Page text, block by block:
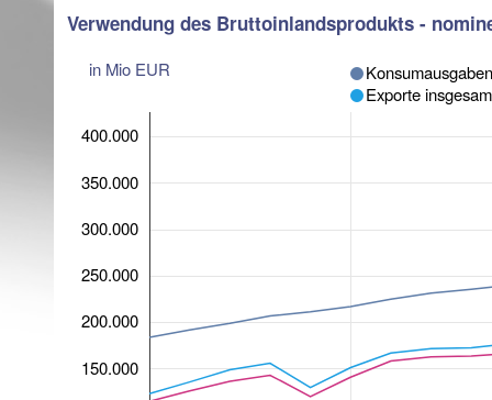
Verwendung des Bruttoinlandsprodukts -
in Mio EUR
150.000
200.000
250.000
300.000
350.000
400.000
Exporte